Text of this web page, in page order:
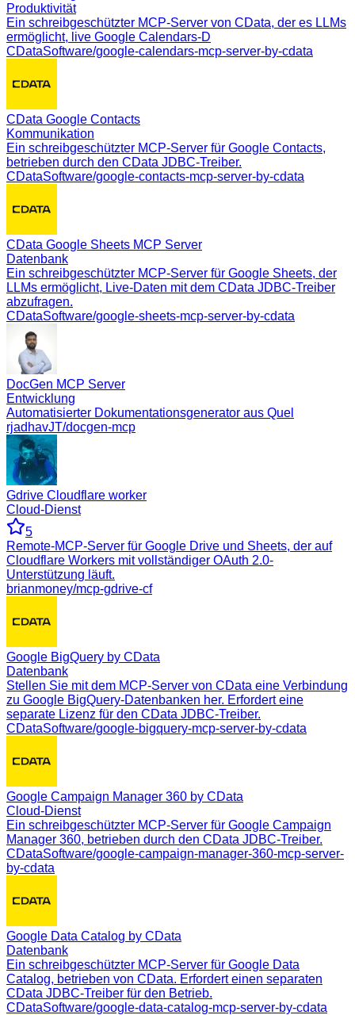
Produktivität
Ein schreibgeschützter MCP-Server von CData, der es LLMs
ermöglicht, live Google Calendars-D
CDataSoftware/google-calendars-mcp-server-by-cdata
CData Google Contacts
Kommunikation
Ein schreibgeschützter MCP-Server für Google Contacts,
betrieben durch den CData JDBC-Treiber.
CDataSoftware/google-contacts-mcp-server-by-cdata
CData Google Sheets MCP Server
Datenbank
Ein schreibgeschützter MCP-Server für Google Sheets, der
LLMs ermöglicht, Live-Daten mit dem CData JDBC-Treiber
abzufragen.
CDataSoftware/google-sheets-mcp-server-by-cdata
DocGen MCP Server
Entwicklung
Automatisierter Dokumentationsgenerator aus Quel
rjadhavJT/docgen-mcp
Gdrive Cloudflare worker
Cloud-Dienst
5
Remote-MCP-Server für Google Drive und Sheets, der auf
Cloudflare Workers mit vollständiger OAuth 2.0-
Unterstützung läuft.
brianmoney/mcp-gdrive-cf
Google BigQuery by CData
Datenbank
Stellen Sie mit dem MCP-Server von CData eine Verbindung
zu Google BigQuery-Datenbanken her. Erfordert eine
separate Lizenz für den CData JDBC-Treiber.
CDataSoftware/google-bigquery-mcp-server-by-cdata
Google Campaign Manager 360 by CData
Cloud-Dienst
Ein schreibgeschützter MCP-Server für Google Campaign
Manager 360, betrieben durch den CData JDBC-Treiber.
CDataSoftware/google-campaign-manager-360-mcp-server-
by-cdata
Google Data Catalog by CData
Datenbank
Ein schreibgeschützter MCP-Server für Google Data
Catalog, betrieben von CData. Erfordert einen separaten
CData JDBC-Treiber für den Betrieb.
CDataSoftware/google-data-catalog-mcp-server-by-cdata